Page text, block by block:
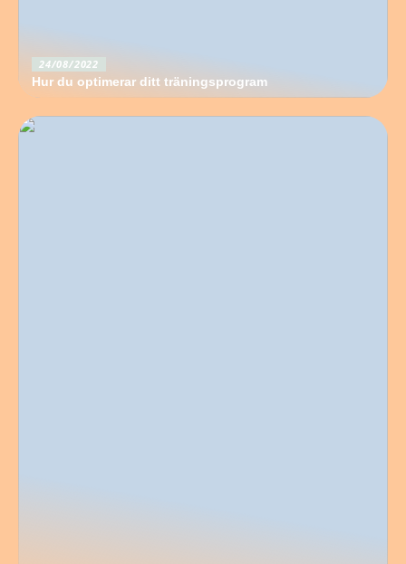
24/08/2022
Hur du optimerar ditt träningsprogram